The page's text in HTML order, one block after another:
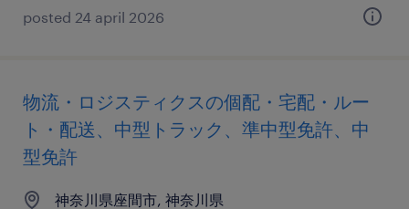
posted 24 april 2026
物流・ロジスティクスの個配・宅配・ルー
ト・配送、中型トラック、準中型免許、中
型免許
神奈川県座間市, 神奈川県